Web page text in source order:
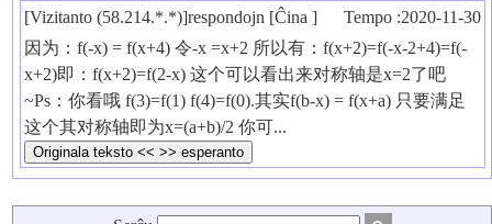
[Vizitanto (58.214.*.*)]respondojn [Ĉina ]
Tempo :2020-11-30
因为：f(-x) = f(x+4) 令-x =x+2 所以有：f(x+2)=f(-x-2+4)=f(-
x+2)即：f(x+2)=f(2-x) 这个可以看出来对称轴是x=2了吧
~Ps：你看哦 f(3)=f(1) f(4)=f(0).其实f(b-x) = f(x+a) 只要满足
这个其对称轴即为x=(a+b)/2 你可...